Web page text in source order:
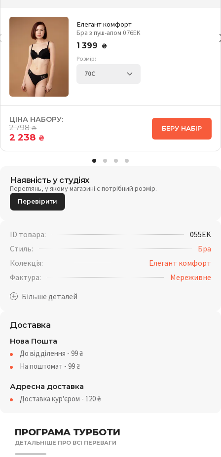
ПРОГРАМА ТУРБОТИ
ДЕТАЛЬНІШЕ ПРО ВСІ ПЕРЕВАГИ
Елегант комфорт
Бра з пуш-апом 076EK
1 399
₴
Розмір:
ЦІНА НАБОРУ:
2 798₴
2 238 ₴
БЕРУ НАБІР
Наявність у студіях
Переглянь, у якому магазині є потрібний розмір.
Перевірити
ID товара:
055EK
Стиль:
Бра
Колекція:
Елегант комфорт
Фактура:
Мереживне
Доставка
Нова Пошта
До відділення - 99₴
На поштомат - 99₴
Адресна доставка
Доставка кур'єром - 120₴